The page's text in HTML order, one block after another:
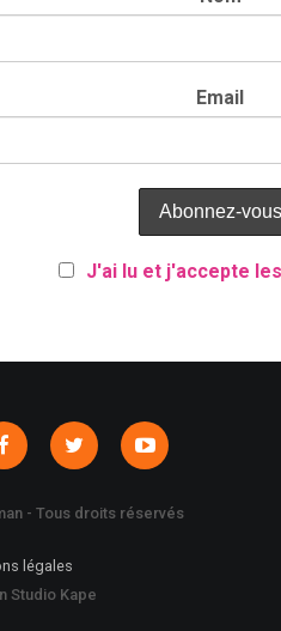
Email
J'ai lu et j'accepte
- Tous droits réservés
légales
Studio Kape